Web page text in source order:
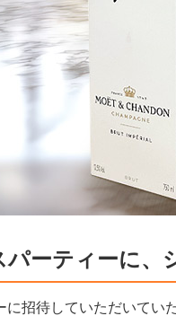
ーティーに、
招待していただいて